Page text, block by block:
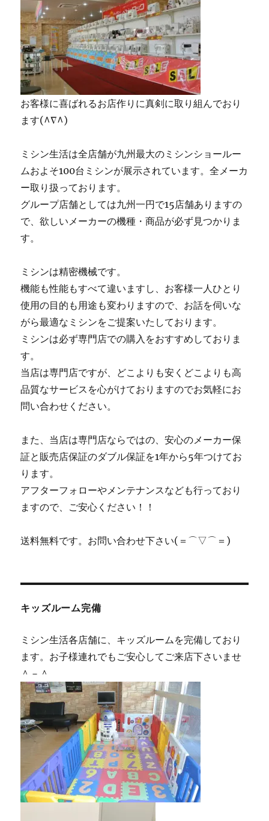
お客様に喜ばれるお店作りに真剣に取り組んでおり
ます(^∇^)
ミシン生活は全店舗が九州最大のミシンショールー
ムおよそ100台ミシンが展示されています。全メーカ
ー取り扱っております。
グループ店舗としては九州一円で15店舗ありますの
で、欲しいメーカーの機種・商品が必ず見つかりま
す。
ミシンは精密機械です。
機能も性能もすべて違いますし、お客様一人ひとり
使用の目的も用途も変わりますので、お話を伺いな
がら最適なミシンをご提案いたしております。
ミシンは必ず専門店での購入をおすすめしておりま
す。
当店は専門店ですが、どこよりも安くどこよりも高
品質なサービスを心がけておりますのでお気軽にお
問い合わせください。
また、当店は専門店ならではの、安心のメーカー保
証と販売店保証のダブル保証を1年から5年つけてお
ります。
アフターフォローやメンテナンスなども行っており
ますので、ご安心ください！！
送料無料です。お問い合わせ下さい(＝⌒▽⌒＝)
キッズルーム完備
ミシン生活各店舗に、キッズルームを完備しており
ます。お子様連れでもご安心してご来店下さいませ
＾－＾